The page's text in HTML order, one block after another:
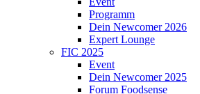
Programm
Dein Newcomer 2026
Expert Lounge
FIC 2025
Event
Dein Newcomer 2025
Forum Foodsense